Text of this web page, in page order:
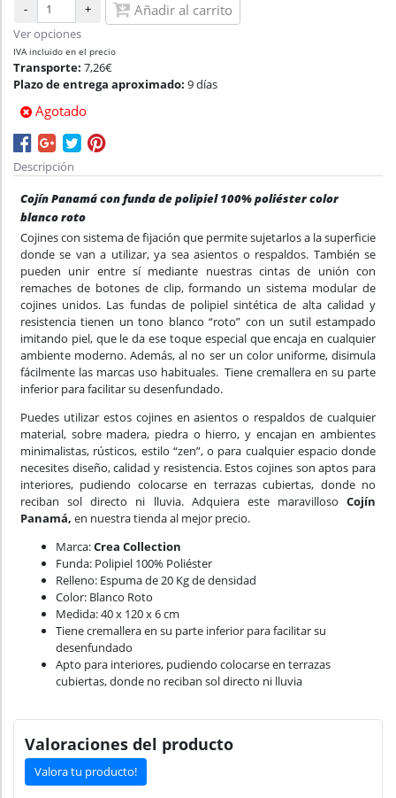
- + Añadir al carrito
Ver opciones
IVA incluido en el precio
Transporte: 7,26€
Plazo de entrega aproximado: 9 días
Agotado
Descripción
Cojín Panamá con funda de polipiel 100% poliéster color
blanco roto
Cojines con sistema de fijación que permite sujetarlos a la superficie
donde se van a utilizar, ya sea asientos o respaldos. También se
pueden unir entre sí mediante nuestras cintas de unión con
remaches de botones de clip, formando un sistema modular de
cojines unidos. Las fundas de polipiel sintética de alta calidad y
resistencia tienen un tono blanco “roto” con un sutil estampado
imitando piel, que le da ese toque especial que encaja en cualquier
ambiente moderno. Además, al no ser un color uniforme, disimula
fácilmente las marcas uso habituales. Tiene cremallera en su parte
inferior para facilitar su desenfundado.
Puedes utilizar estos cojines en asientos o respaldos de cualquier
material, sobre madera, piedra o hierro, y encajan en ambientes
minimalistas, rústicos, estilo “zen”, o para cualquier espacio donde
necesites diseño, calidad y resistencia. Estos cojines son aptos para
interiores, pudiendo colocarse en terrazas cubiertas, donde no
reciban sol directo ni lluvia. Adquiera este maravilloso Cojín
Panamá, en nuestra tienda al mejor precio.
Marca:Crea Collection
Funda: Polipiel 100% Poliéster
Relleno: Espuma de 20 Kg de densidad
Color: Blanco Roto
Medida: 40 x 120 x 6 cm
Tiene cremallera en su parte inferior para facilitar su
desenfundado
Apto para interiores, pudiendo colocarse en terrazas
cubiertas, donde no reciban sol directo ni lluvia
Valoraciones del producto
Valora tu producto!